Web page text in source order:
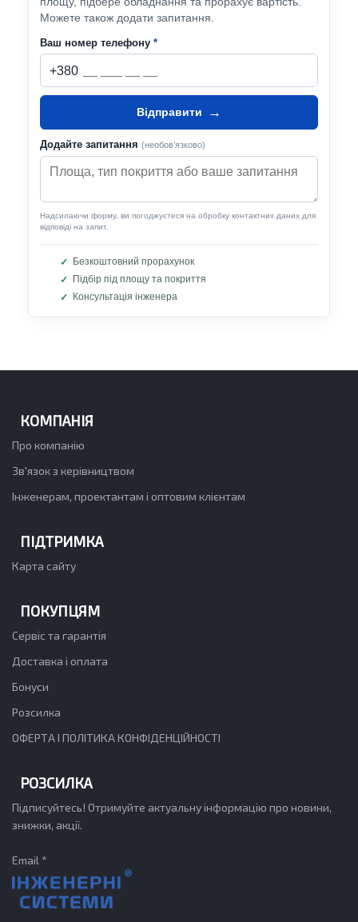
Можете також додати запитання.
Ваш номер телефону *
+380
Відправити →
Додайте запитання (необов’язково)
Надсилаючи форму, ви погоджуєтеся на обробку контактних даних для
відповіді на запит.
Безкоштовний прорахунок
Підбір під площу та покриття
Консультація інженера
КОМПАНІЯ
Про компанію
Зв'язок з керівництвом
Інженерам, проектантам і оптовим клієнтам
ПІДТРИМКА
Карта сайту
ПОКУПЦЯМ
Сервіс та гарантія
Доставка і оплата
Бонуси
Розсилка
ОФЕРТА І ПОЛІТИКА КОНФІДЕНЦІЙНОСТІ
РОЗСИЛКА
Підписуйтесь! Отримуйте актуальну інформацію про новини,
знижки, акції.
Email *